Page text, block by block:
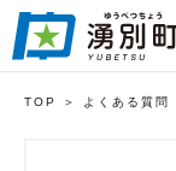
TOP よくある質問